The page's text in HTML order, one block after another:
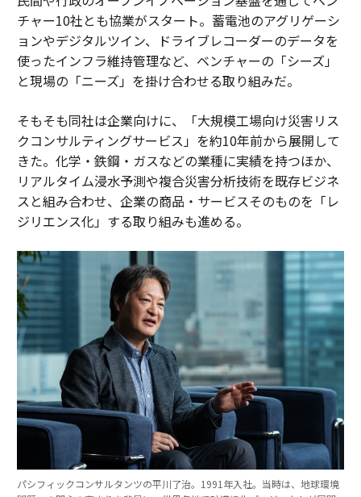
チャー10社とも協業がスタート。蓄電池のアグリゲーシ
ョンやデジタルツイン、ドライブレコーダーのデータを
使ったインフラ維持管理など、ベンチャーの「シーズ」
と現場の「ニーズ」を掛け合わせる取り組みだ。
そもそも同社は企業向けに、「大規模工場向け災害リス
クコンサルティングサービス」を約10年前から展開して
きた。化学・鉄鋼・ガスなどの業種に実績を持つほか、
リアルタイム浸水予測や複合災害分析技術を既存ビジネ
スと組み合わせ、企業の商品・サービスそのものを「レ
ジリエンス化」する取り組みも進める。
パシフィックコンサルタンツの平川了治。1991年入社。当時は、地球環境